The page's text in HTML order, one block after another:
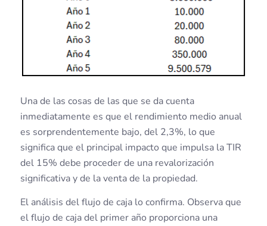
Una de las cosas de las que se da cuenta
inmediatamente es que el rendimiento medio anual
es sorprendentemente bajo, del 2,3%, lo que
significa que el principal impacto que impulsa la TIR
del 15% debe proceder de una revalorización
significativa y de la venta de la propiedad.
El análisis del flujo de caja lo confirma. Observa que
el flujo de caja del primer año proporciona una